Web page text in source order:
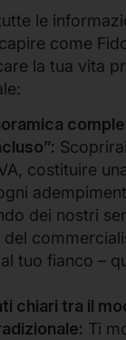
le
come
la tua vita
costituire
dei nostri
del
tuo fianco –
chiari tra il
Ti